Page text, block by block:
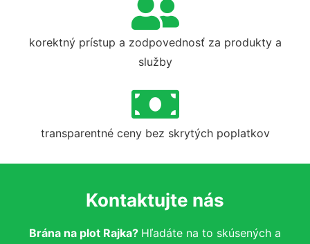
korektný prístup a zodpovednosť za produkty a
služby
transparentné ceny bez skrytých poplatkov
Kontaktujte nás
Brána na plot Rajka? Hľadáte na to skúsených a